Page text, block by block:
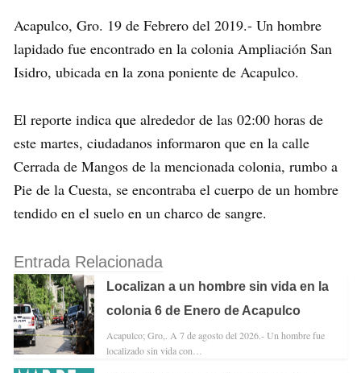
Acapulco, Gro. 19 de Febrero del 2019.- Un hombre
lapidado fue encontrado en la colonia Ampliación San
Isidro, ubicada en la zona poniente de Acapulco.
El reporte indica que alrededor de las 02:00 horas de
este martes, ciudadanos informaron que en la calle
Cerrada de Mangos de la mencionada colonia, rumbo a
Pie de la Cuesta, se encontraba el cuerpo de un hombre
tendido en el suelo en un charco de sangre.
Entrada Relacionada
Localizan a un hombre sin vida en la
colonia 6 de Enero de Acapulco
Acapulco; Gro,. A 7 de agosto del 2026.- Un hombre fue
localizado sin vida con…